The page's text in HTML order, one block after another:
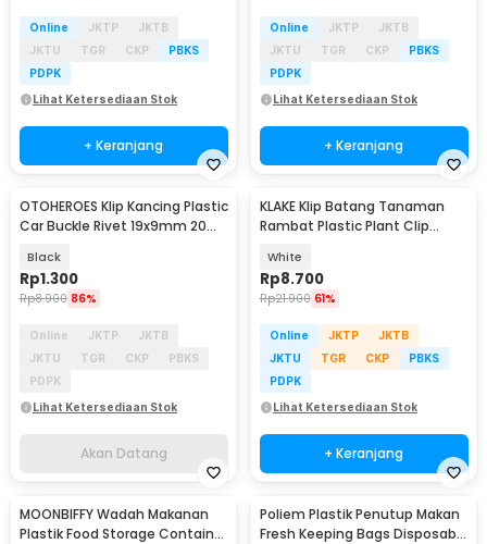
Online JKTP
JKTB
JKTU
TGR CKP
PBKS
PDPK
Lihat Ketersediaan Stok
+ Keranjang
Online JKTP
JKTB
JKTU
TGR CKP
PBKS
PDPK
Lihat Ketersediaan Stok
+ Keranjang
Akan Datang
OTOHEROES Klip Kancing Plastic
Car Buckle Rivet 19x9mm 20
Black
Rp1.300
Rp8.900 86%
Online JKTP
JKTB
JKTU
TGR CKP
PBKS
PDPK
Lihat Ketersediaan Stok
Akan Datang
KLAKE Klip Batang Tanaman
Rambat Plastic Plant Clip
White
Rp8.700
Rp21.900 61%
Online JKTP
JKTB
JKTU
TGR CKP
PBKS
PDPK
Lihat Ketersediaan Stok
+ Keranjang
MOONBIFFY Wadah Makanan
Plastik Food Storage Container
Poliem Plastik Penutup Makan
Fresh Keeping Bags Disposable